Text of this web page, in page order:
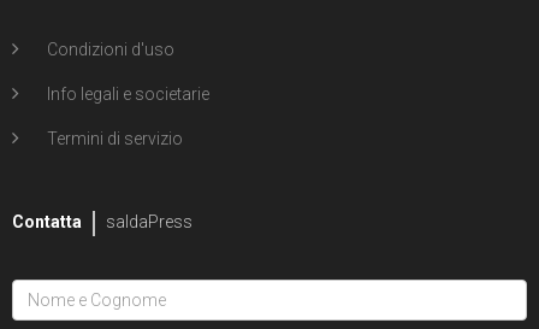
Condizioni d'uso
Info legali e societarie
Termini di servizio
Contatta saldaPress